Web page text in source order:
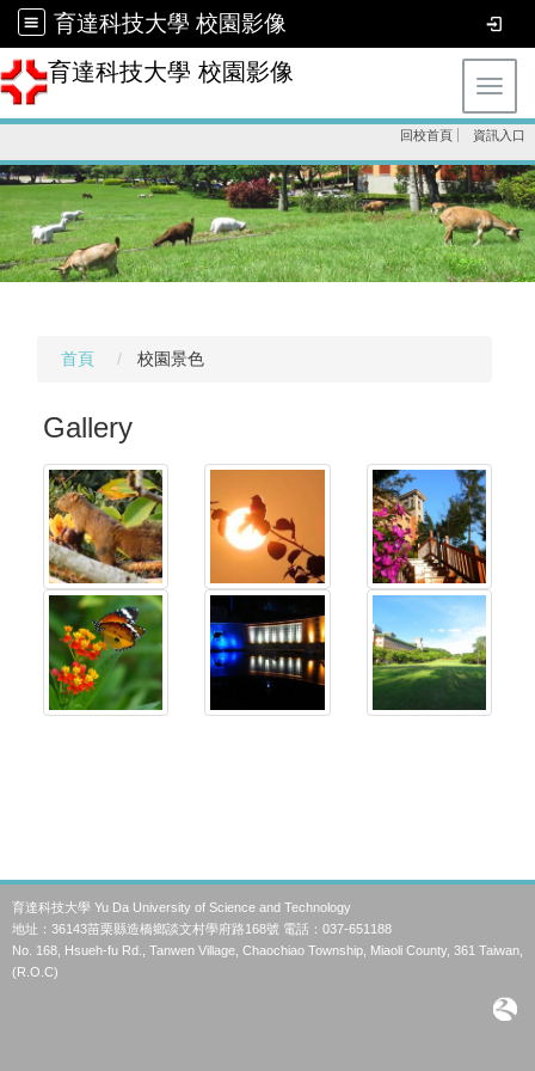
育達科技大學 校園影像
育達科技大學 校園影像
回校首頁 資訊入口
首頁 校園景色
Gallery
育達科技大學 Yu Da University of Science and Technology
地址：36143苗栗縣造橋鄉談文村學府路168號 電話：037-651188
No. 168, Hsueh-fu Rd., Tanwen Village, Chaochiao Township, Miaoli County, 361 Taiwan,
(R.O.C)